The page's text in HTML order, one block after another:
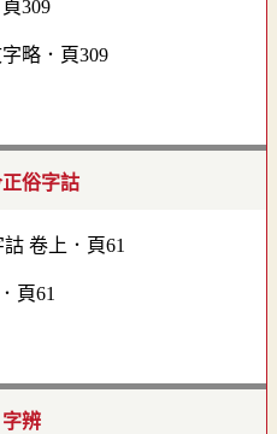
略．頁309
俗字詁
頁61
字辨